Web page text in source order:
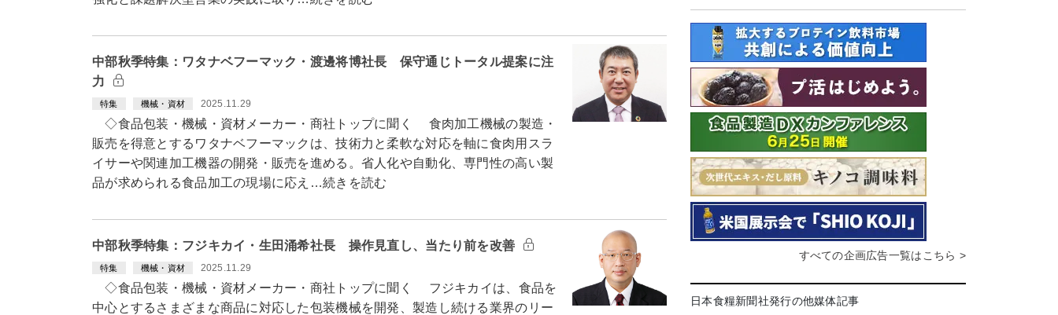
中部秋季特集：ワタナベフーマック・渡邊将博社長 保守通じトータル提案に注
力
特集 機械・資材 2025.11.29
◇食品包装・機械・資材メーカー・商社トップに聞く 食肉加工機械の製造・
販売を得意とするワタナベフーマックは、技術力と柔軟な対応を軸に食肉用スラ
イサーや関連加工機器の開発・販売を進める。省人化や自動化、専門性の高い製
品が求められる食品加工の現場に応え…続きを読む
中部秋季特集：フジキカイ・生田涌希社長 操作見直し、当たり前を改善
特集 機械・資材 2025.11.29
◇食品包装・機械・資材メーカー・商社トップに聞く フジキカイは、食品を
中心とするさまざまな商品に対応した包装機械を開発、製造し続ける業界のリー
すべての企画広告一覧はこちら >
日本食糧新聞社発行の他媒体記事